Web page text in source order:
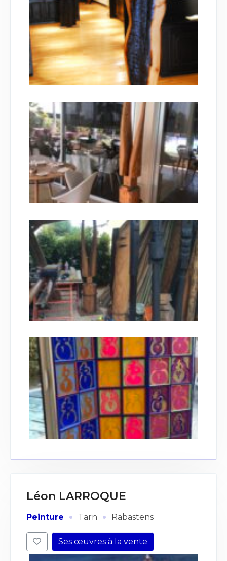
Adresse email*
Nom
Statut / Organisation
J'accepte lestermes et conditions
* Champ obligatoire
Adresse email*
Prénom
Statut / Organisation
J'accepte lestermes et conditions
* Champ obligatoire
Léon LARROQUE
Peinture · Tarn · Rabastens
Ses œuvres à la vente